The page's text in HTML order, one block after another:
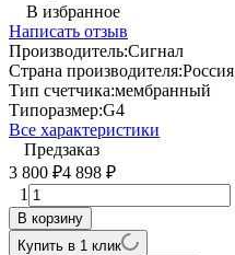
В избранное
Написать отзыв
Производитель:Сигнал
Страна производителя:Россия
Тип счетчика:мембранный
Типоразмер:G4
Все характеристики
Предзаказ
3 800 ₽4 898 ₽
1
В корзину
Купить в 1 клик